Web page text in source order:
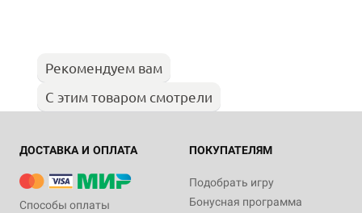
Рекомендуем вам
С этим товаром смотрели
ДОСТАВКА И ОПЛАТА
Способы оплаты
ПОКУПАТЕЛЯМ
Подобрать игру
Бонусная программа